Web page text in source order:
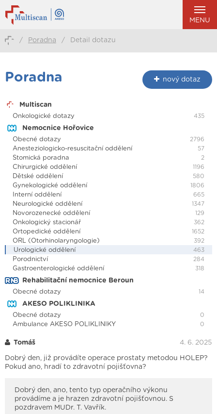
MENU
/ Poradna / Detail dotazu
Poradna nový dotaz
Multiscan
Onkologické dotazy 435
Nemocnice Hořovice
Obecné dotazy 2796
Anesteziologicko-resuscitační oddělení 57
Stomická poradna 2
Chirurgické oddělení 1196
Dětské oddělení 580
Gynekologické oddělení 1806
Interní oddělení 665
Neurologické oddělení 1347
Novorozenecké oddělení 129
Onkologický stacionář 362
Ortopedické oddělení 1652
ORL (Otorhinolaryngologie) 392
Urologické oddělení 463
Porodnictví 284
Gastroenterologické oddělení 318
Rehabilitační nemocnice Beroun
Obecné dotazy 14
AKESO POLIKLINIKA
Obecné dotazy 0
Ambulance AKESO POLIKLINIKY 0
Tomáš 4. 6. 2025
Dobrý den, již provádíte operace prostaty metodou HOLEP?
Pokud ano, hradí to zdravotní pojišťovna?
Dobrý den, ano, tento typ operačního výkonu
provádíme a je hrazen zdravotní pojišťovnou. S
pozdravem MUDr. T. Vavřík.